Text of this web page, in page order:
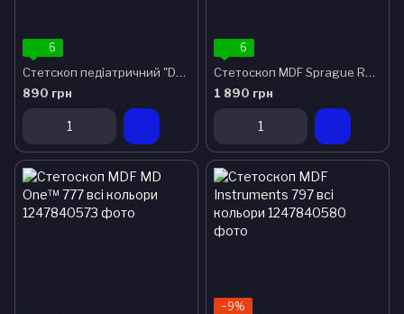
6
Стетскоп педіатричний "Dual Head" 747С MDF всі кольора
890 грн
6
Стетоскоп MDF Sprague Rappaport™ 767 всі кольори
1 890 грн
−9%